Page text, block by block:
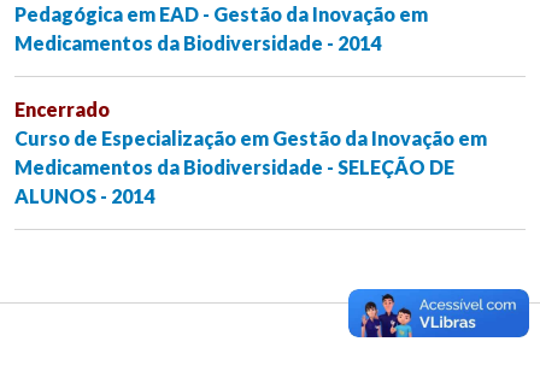
Pedagógica em EAD - Gestão da Inovação em
Medicamentos da Biodiversidade - 2014
Encerrado
Curso de Especialização em Gestão da Inovação em
Medicamentos da Biodiversidade - SELEÇÃO DE
ALUNOS - 2014